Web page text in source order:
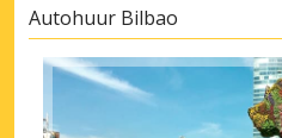
Autohuur Bilbao